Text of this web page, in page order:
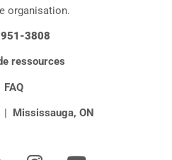
organisation.
3808
ressources
FAQ
| Mississauga, ON